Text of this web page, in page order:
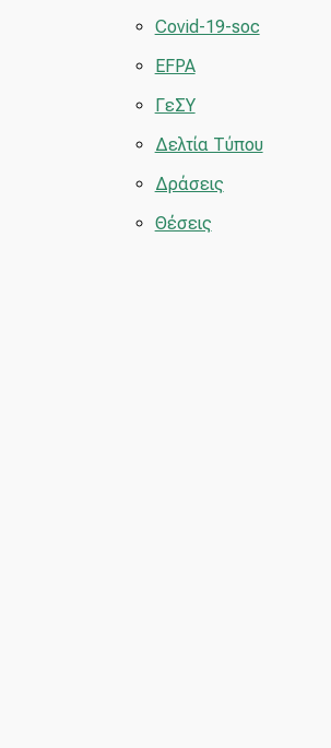
Covid-19-soc
EFPA
ΓεΣΥ
Δελτία Τύπου
Δράσεις
Θέσεις